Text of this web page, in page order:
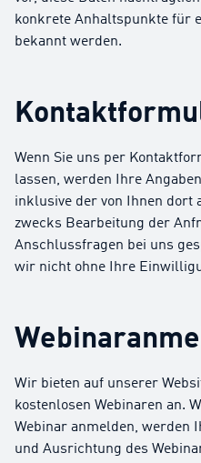
konkrete Anhaltspunkte für
bekannt werden.
Wenn Sie uns per
lassen, werden Ihre
inklusive der von Ihnen dort
zwecks Bearbeitung der
Anschlussfragen bei uns
wir nicht ohne Ihre
Wir bieten auf unserer
kostenlosen Webinaren an.
Webinar anmelden, werden
und Ausrichtung des